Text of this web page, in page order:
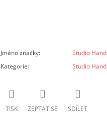
Jméno značky:
Studio Hand
Kategorie: Studio Hand
TISK ZEPTAT SE SDÍLET